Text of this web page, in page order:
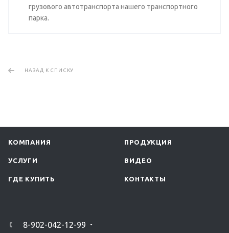
грузового автотранспорта нашего транспортного
парка.
НАЗАД К СПИСКУ
КОМПАНИЯ ПРОДУКЦИЯ
УСЛУГИ ВИДЕО
ГДЕ КУПИТЬ КОНТАКТЫ
8-902-042-12-99